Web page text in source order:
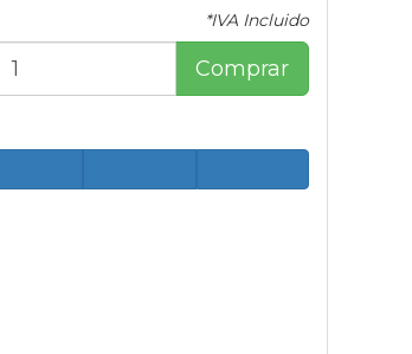
*IVA Incluido
Comprar